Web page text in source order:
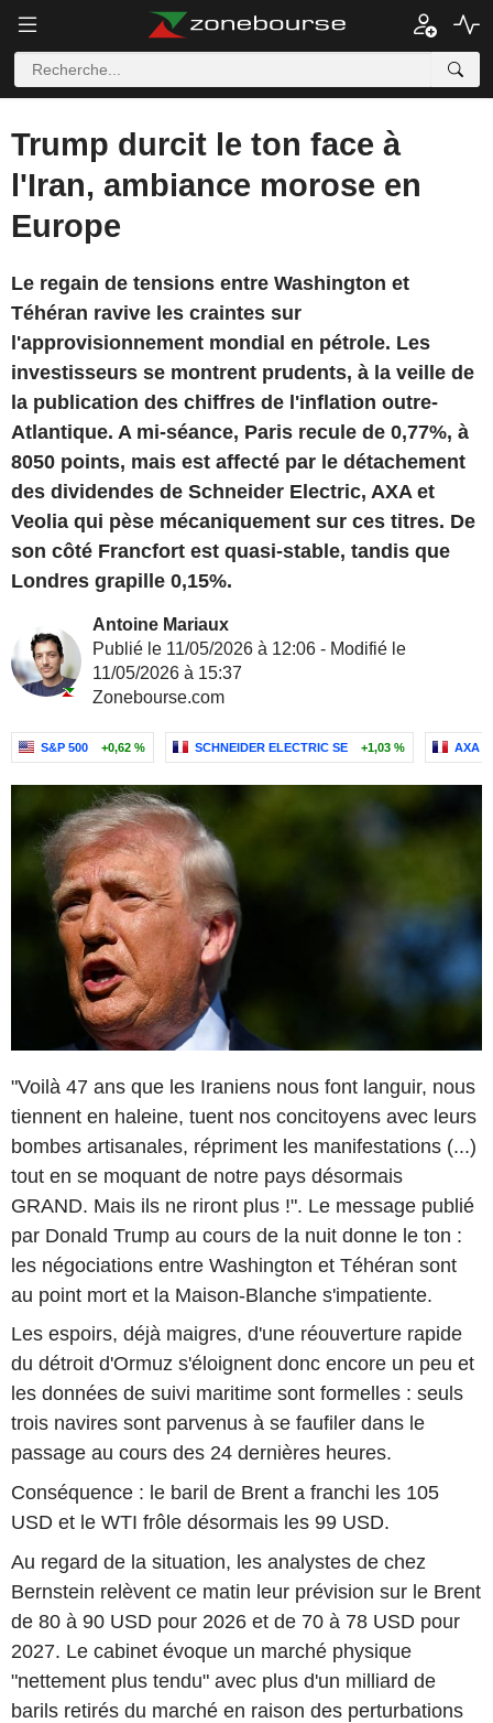
Trump durcit le ton face à
l'Iran, ambiance morose en
Europe
Le regain de tensions entre Washington et
Téhéran ravive les craintes sur
l'approvisionnement mondial en pétrole. Les
investisseurs se montrent prudents, à la veille de
la publication des chiffres de l'inflation outre-
Atlantique. A mi-séance, Paris recule de 0,77%, à
8050 points, mais est affecté par le détachement
des dividendes de Schneider Electric, AXA et
Veolia qui pèse mécaniquement sur ces titres. De
son côté Francfort est quasi-stable, tandis que
Londres grapille 0,15%.
Antoine Mariaux
Publié le 11/05/2026 à 12:06 - Modifié le
11/05/2026 à 15:37
Zonebourse.com
S&P 500 +0,62 % SCHNEIDER ELECTRIC SE +1,03 % AXA
"Voilà 47 ans que les Iraniens nous font languir, nous
tiennent en haleine, tuent nos concitoyens avec leurs
bombes artisanales, répriment les manifestations (...)
tout en se moquant de notre pays désormais
GRAND. Mais ils ne riront plus !". Le message publié
par Donald Trump au cours de la nuit donne le ton :
les négociations entre Washington et Téhéran sont
au point mort et la Maison-Blanche s'impatiente.
Les espoirs, déjà maigres, d'une réouverture rapide
du détroit d'Ormuz s'éloignent donc encore un peu et
les données de suivi maritime sont formelles : seuls
trois navires sont parvenus à se faufiler dans le
passage au cours des 24 dernières heures.
Conséquence : le baril de Brent a franchi les 105
USD et le WTI frôle désormais les 99 USD.
Au regard de la situation, les analystes de chez
Bernstein relèvent ce matin leur prévision sur le Brent
de 80 à 90 USD pour 2026 et de 70 à 78 USD pour
2027. Le cabinet évoque un marché physique
"nettement plus tendu" avec plus d'un milliard de
barils retirés du marché en raison des perturbations